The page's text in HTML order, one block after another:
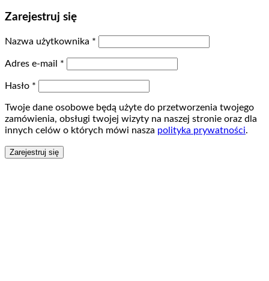
Zarejestruj się
Nazwa użytkownika *
Adres e-mail *
Hasło *
Twoje dane osobowe będą użyte do przetworzenia twojego
zamówienia, obsługi twojej wizyty na naszej stronie oraz dla
innych celów o których mówi nasza polityka prywatności.
Zarejestruj się